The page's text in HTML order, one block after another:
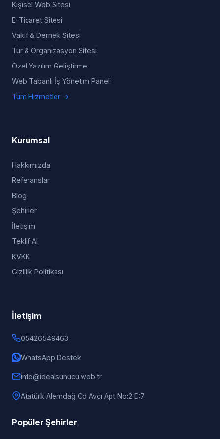
Kişisel Web Sitesi
E-Ticaret Sitesi
Vakıf & Dernek Sitesi
Tur & Organizasyon Sitesi
Özel Yazılım Geliştirme
Web Tabanlı İş Yönetim Paneli
Tüm Hizmetler →
Kurumsal
Hakkımızda
Referanslar
Blog
Şehirler
İletişim
Teklif Al
KVKK
Gizlilik Politikası
İletişim
05426549463
WhatsApp Destek
info@idealsunucu.web.tr
Atatürk Alemdağ Cd Avcı Apt No:2 D:7
Popüler Şehirler